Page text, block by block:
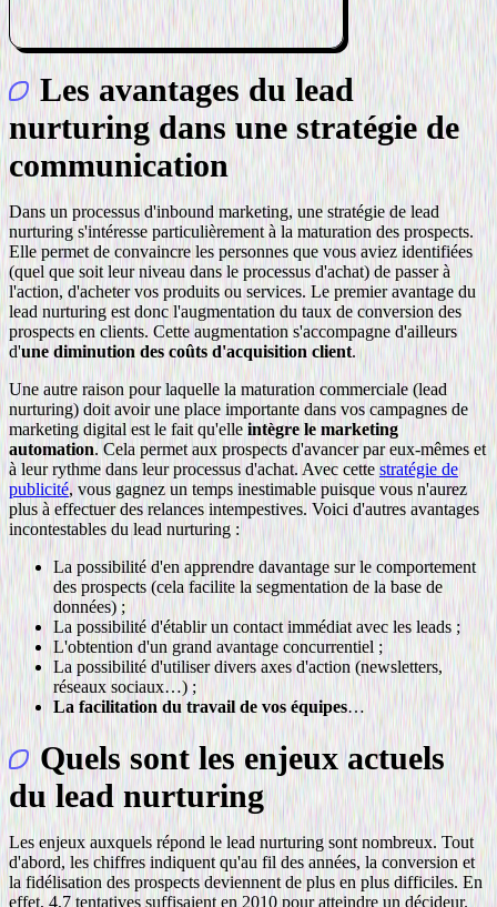
Les avantages du lead
nurturing dans une stratégie de
communication
Dans un processus d'inbound marketing, une stratégie de lead
nurturing s'intéresse particulièrement à la maturation des prospects.
Elle permet de convaincre les personnes que vous aviez identifiées
(quel que soit leur niveau dans le processus d'achat) de passer à
l'action, d'acheter vos produits ou services. Le premier avantage du
lead nurturing est donc l'augmentation du taux de conversion des
prospects en clients. Cette augmentation s'accompagne d'ailleurs
d'une diminution des coûts d'acquisition client.
Une autre raison pour laquelle la maturation commerciale (lead
nurturing) doit avoir une place importante dans vos campagnes de
marketing digital est le fait qu'elle intègre le marketing
automation. Cela permet aux prospects d'avancer par eux-mêmes et
à leur rythme dans leur processus d'achat. Avec cette stratégie de
publicité, vous gagnez un temps inestimable puisque vous n'aurez
plus à effectuer des relances intempestives. Voici d'autres avantages
incontestables du lead nurturing :
La possibilité d'en apprendre davantage sur le comportement
des prospects (cela facilite la segmentation de la base de
données) ;
La possibilité d'établir un contact immédiat avec les leads ;
L'obtention d'un grand avantage concurrentiel ;
La possibilité d'utiliser divers axes d'action (newsletters,
réseaux sociaux…) ;
La facilitation du travail de vos équipes…
Quels sont les enjeux actuels
du lead nurturing
Les enjeux auxquels répond le lead nurturing sont nombreux. Tout
d'abord, les chiffres indiquent qu'au fil des années, la conversion et
la fidélisation des prospects deviennent de plus en plus difficiles. En
effet, 4,7 tentatives suffisaient en 2010 pour atteindre un décideur.